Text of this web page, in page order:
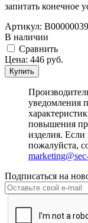
запитать конечное
Артикул:
В наличии
Cравнить
Цена: 446 руб.
Купить
уведомления
повышения
изделия.
пожалуйста,
Подписаться на